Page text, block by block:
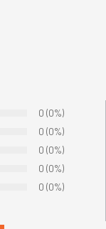
Nombre de
0 Pourcentage
(0%)
Nombre de
0 Pourcentage
(0%)
Nombre de
0 Pourcentage
(0%)
Nombre de
0 Pourcentage
(0%)
Nombre de
0 Pourcentage
(0%)